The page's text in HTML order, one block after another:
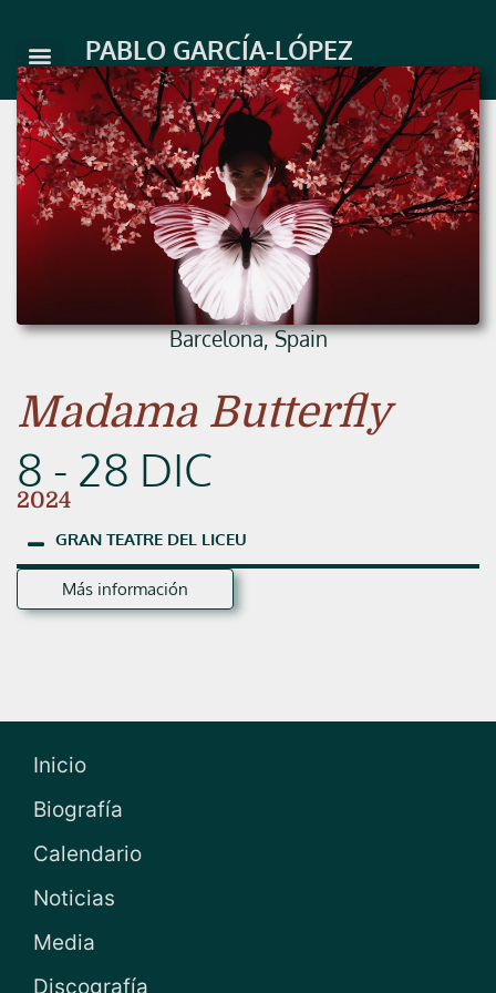
contenido PABLO GARCÍA-LÓPEZ
Barcelona, Spain
Madama Butterfly
8 - 28 DIC
2024
GRAN TEATRE DEL LICEU
Más información
Inicio
Biografía
Calendario
Noticias
Media
Discografía